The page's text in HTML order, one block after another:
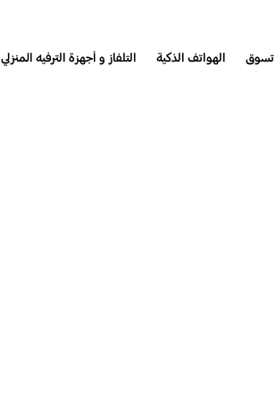
تسوق الهواتف الذكية التلفاز و أجهزة الترفيه المنزلي